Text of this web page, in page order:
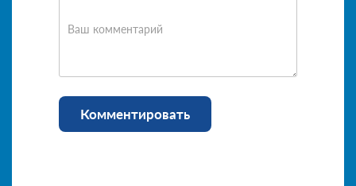
Ваш комментарий
Комментировать